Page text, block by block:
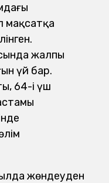
мақсатқа
жалпы
үй бар.
64-і үш
жөндеуден